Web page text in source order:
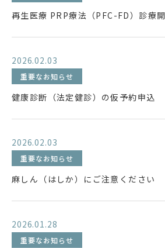
再生医療 PRP療法（PFC-FD）診療
2026.02.03
重要なお知らせ
健康診断（法定健診）の仮予約申込
2026.02.03
重要なお知らせ
麻しん（はしか）にご注意ください
2026.01.28
重要なお知らせ